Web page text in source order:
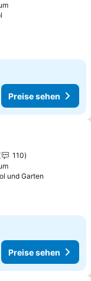
Preise sehen
hinzufügen
110
und Garten
Preise sehen